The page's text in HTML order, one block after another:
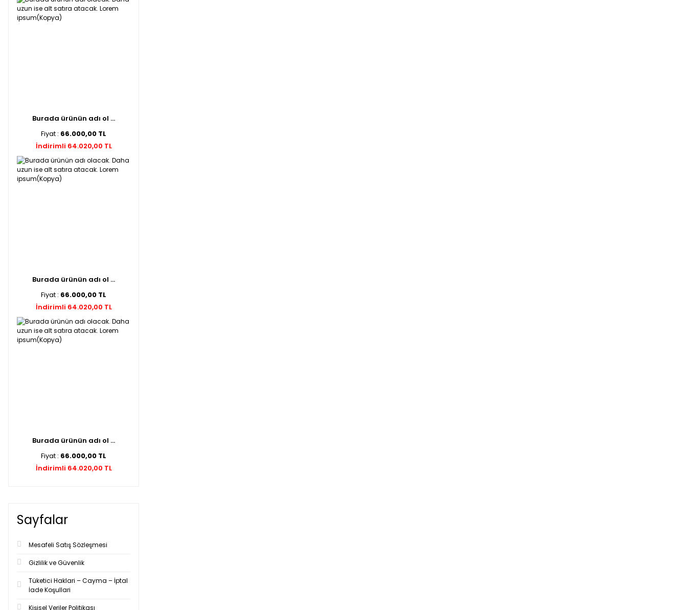
Burada ürünün adı ol ...
Fiyat : 66.000,00 TL
İndirimli 64.020,00 TL
Burada ürünün adı ol ...
Fiyat : 66.000,00 TL
İndirimli 64.020,00 TL
Burada ürünün adı ol ...
Fiyat : 66.000,00 TL
İndirimli 64.020,00 TL
Sayfalar
Mesafeli Satış Sözleşmesi
Gizlilik ve Güvenlik
Tüketici Haklari – Cayma – İptal
İade Koşullari
Kişisel Veriler Politikası